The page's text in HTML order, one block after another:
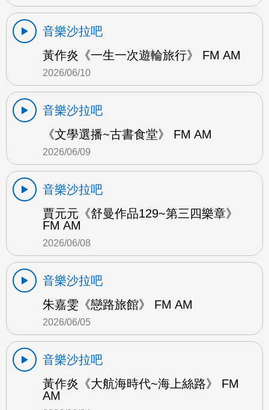
音樂沙拉吧
黃作炎《一生一次遊輪旅行》 FM AM
2026/06/10
音樂沙拉吧
《文學選播~古書食堂》 FM AM
2026/06/09
音樂沙拉吧
賈元元《舒曼作品129~第三四樂章》
FM AM
2026/06/08
音樂沙拉吧
朱嘉雯《戀路旅館》 FM AM
2026/06/05
音樂沙拉吧
黃作炎《大航海時代~海上絲路》 FM
AM